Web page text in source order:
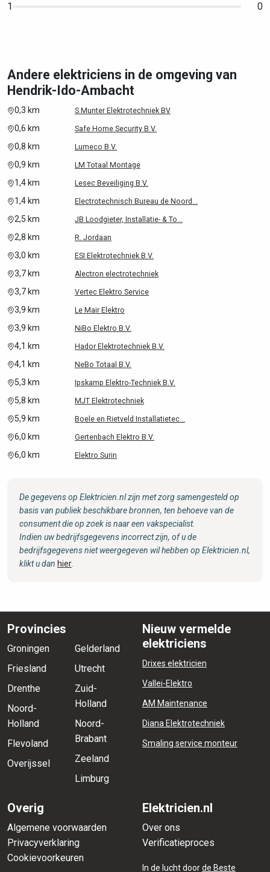
1
0
Andere elektriciens in de omgeving van
Hendrik-Ido-Ambacht
0,3 km S.Munter Elektrotechniek BV
0,6 km Safe Home Security B.V.
0,8 km Lumeco B.V.
0,9 km LM Totaal Montage
1,4 km Lesec Beveiliging B.V.
1,4 km Electrotechnisch Bureau de Noord...
2,5 km JB Loodgieter, Installatie- & To...
2,8 km R. Jordaan
3,0 km ESI Elektrotechniek B.V.
3,7 km Alectron electrotechniek
3,7 km Vertec Elektro Service
3,9 km Le Mair Elektro
3,9 km NiBo Elektro B.V.
4,1 km Hador Elektrotechniek B.V.
4,1 km NeBo Totaal B.V.
5,3 km Ipskamp Elektro-Techniek B.V.
5,8 km MJT Elektrotechniek
5,9 km Boele en Rietveld Installatietec...
6,0 km Gertenbach Elektro B.V.
6,0 km Elektro Surin
De gegevens op Elektricien.nl zijn met zorg samengesteld op
basis van publiek beschikbare bronnen, ten behoeve van de
consument die op zoek is naar een vakspecialist.
Indien uw bedrijfsgegevens incorrect zijn, of u de
bedrijfsgegevens niet weergegeven wil hebben op Elektricien.nl,
klikt u dan hier
Provincies
Groningen
Friesland
Drenthe
Noord-
Holland
Flevoland
Overijssel
Gelderland
Utrecht
Zuid-
Holland
Noord-
Brabant
Zeeland
Limburg
Nieuw vermelde
elektriciens
Drixes elektricien
Vallei-Elektro
AM Maintenance
Diana Elektrotechniek
Smaling service monteur
Overig
Algemene voorwaarden
Privacyverklaring
Cookievoorkeuren
Elektricien.nl
Over ons
Verificatieproces
In de lucht doorde Beste